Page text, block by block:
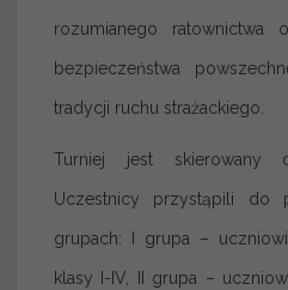
rozumianego ratownictwa
bezpieczeństwa
tradycji ruchu strażackiego.
Turniej jest skierowany
Uczestnicy przystąpili do
grupach: I grupa –
klasy I-IV, II grupa –